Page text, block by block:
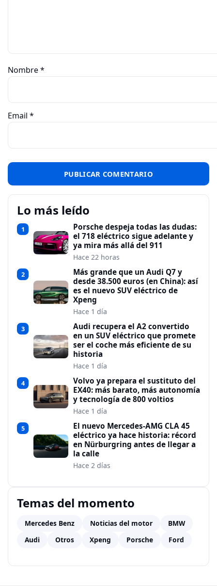
Nombre*
Email *
Lo más leído
1
Porsche despeja todas las dudas:
el 718 eléctrico sigue adelante y
ya mira más allá del 911
Hace 22 horas
2
Más grande que un Audi Q7 y
desde 38.500 euros (en China): así
es el nuevo SUV eléctrico de
Xpeng
Hace 1 día
3
Audi recupera el A2 convertido
en un SUV eléctrico que promete
ser el coche más eficiente de su
historia
Hace 1 día
4
Volvo ya prepara el sustituto del
EX40: más barato, más autonomía
y tecnología de 800 voltios
Hace 1 día
5
El nuevo Mercedes-AMG CLA 45
eléctrico ya hace historia: récord
en Nürburgring antes de llegar a
la calle
Hace 2 días
Temas del momento
Mercedes Benz Noticias del motor
BMW
Audi
Otros Xpeng Porsche Ford